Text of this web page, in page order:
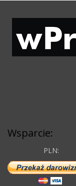
Wsparcie:
PLN: